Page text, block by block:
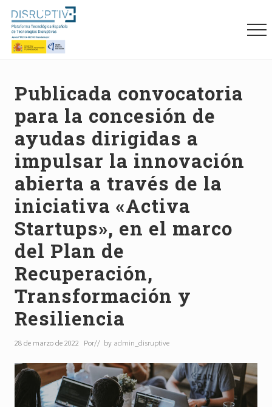
Menu
Skip
main
content
Skip
primary
sidebar
Skip
footer
Publicada convocatoria
para la concesión de
ayudas dirigidas a
impulsar la innovación
abierta a través de la
iniciativa «Activa
Startups», en el marco
del Plan de
Recuperación,
Transformación y
Resiliencia
28 de marzo de 2022 Por// by admin_disruptive